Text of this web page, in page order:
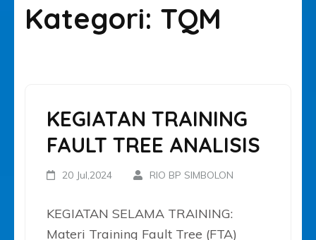
Kategori: TQM
KEGIATAN TRAINING
FAULT TREE ANALISIS
20 Jul,2024 RIO BP SIMBOLON
KEGIATAN SELAMA TRAINING:
Materi Training Fault Tree (FTA)